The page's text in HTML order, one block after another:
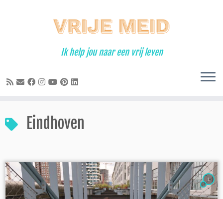
Ik help jou naar een vrij leven
Eindhoven
1